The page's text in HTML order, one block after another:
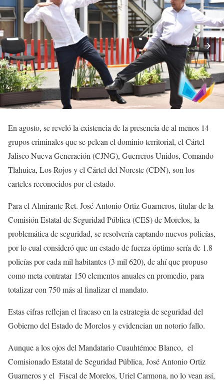
En agosto, se reveló la existencia de la presencia de al menos 14
grupos criminales que se pelean el dominio territorial, el Cártel
Jalisco Nueva Generación (CJNG), Guerreros Unidos, Comando
Tlahuica, Los Rojos y el Cártel del Noreste (CDN), son los
carteles reconocidos por el estado.
Para el Almirante Ret. José Antonio Ortiz Guarneros, titular de la
Comisión Estatal de Seguridad Pública (CES) de Morelos, la
problemática de seguridad, se resolvería captando nuevos policías,
por lo cual consideró que un estado de fuerza óptimo sería de 1.8
policías por cada mil habitantes (3 mil 620), de ahí que propuso
como meta contratar 150 elementos anuales en promedio, para
totalizar con 750 más al finalizar el mandato.
Estas cifras reflejan el fracaso en la estrategia de seguridad del
Gobierno del Estado de Morelos y evidencian un notorio fallo.
Aunque a los ojos del Mandatario Cuauhtémoc Blanco, el
Comisionado Estatal de Seguridad Pública, José Antonio Ortiz
Guarneros y el Fiscal de Morelos, Uriel Carmona, no lo vean así,